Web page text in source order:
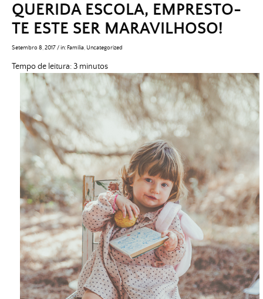
QUERIDA ESCOLA, EMPRESTO-
TE ESTE SER MARAVILHOSO!
Setembro 8, 2017/in: Família Uncategorized
Tempo de leitura:3 minutos